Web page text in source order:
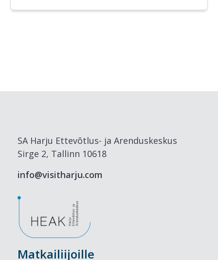
SA Harju Ettevõtlus- ja Arenduskeskus
Sirge 2, Tallinn 10618
info@visitharju.com
Matkailiijoille